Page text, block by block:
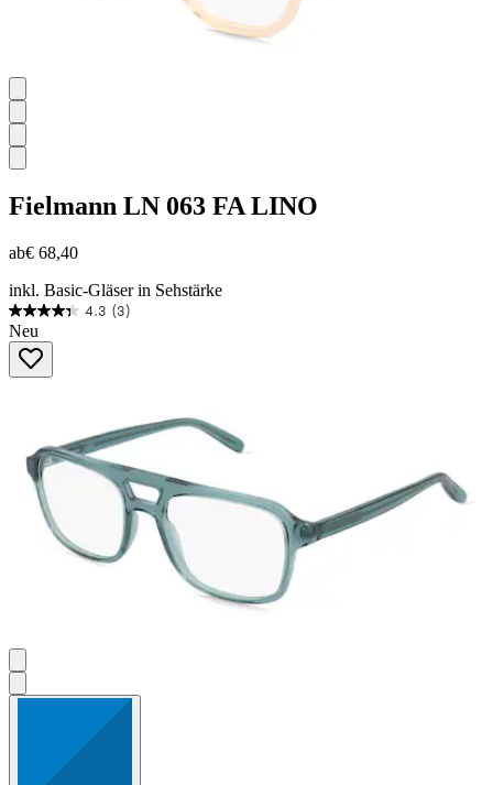
Fielmann LN 063 FA LINO
ab€ 68,40
inkl. Basic-Gläser in Sehstärke
4.3 (3)
4.3
von
Sternen.
Neu